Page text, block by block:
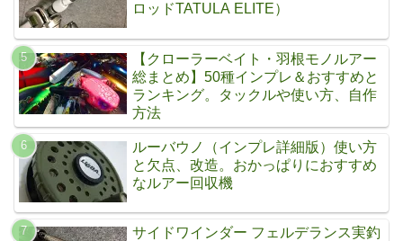
ロッドTATULA ELITE）
【クローラーベイト・羽根モノルアー
総まとめ】50種インプレ＆おすすめと
ランキング。タックルや使い方、自作
方法
ルーバウノ（インプレ詳細版）使い方
と欠点、改造。おかっぱりにおすすめ
なルアー回収機
サイドワインダー フェルデランス実釣